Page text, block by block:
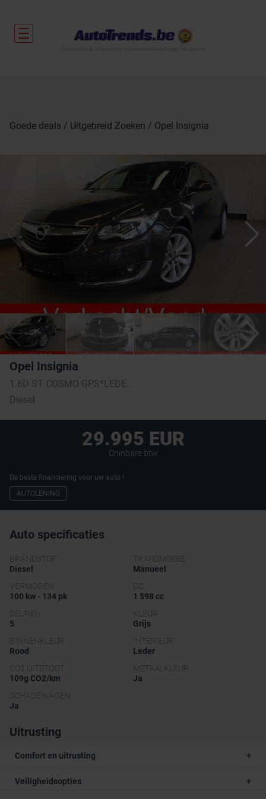
Goede deals Uitgebreid Zoeken Opel Insignia
Opel Insignia
Diesel
29.995 EUR
Oninbare btw
De beste financiering voor uw auto !
AUTOLENING
Auto specificaties
BRANDSTOF
Diesel
TRANSMISSIE
Manueel
VERMOGEN
100 kw - 134 pk
CC
1 598 cc
DEUREN
5
KLEUR
Grijs
BINNENKLEUR
Rood
INTERIEUR
Leder
CO2 UITSTOOT
109g CO2/km
METAALKLEUR
Ja
SCHADEWAGEN
Ja
Uitrusting
Comfort en uitrusting
Veiligheidsopties